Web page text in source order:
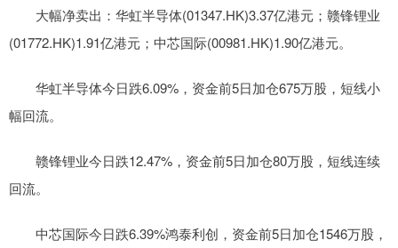
大幅净卖出：华虹半导体(01347.HK)3.37亿港元；赣锋锂业
(01772.HK)1.91亿港元；中芯国际(00981.HK)1.90亿港元。
华虹半导体今日跌6.09%，资金前5日加仓675万股，短线小
幅回流。
赣锋锂业今日跌12.47%，资金前5日加仓80万股，短线连续
回流。
中芯国际今日跌6.39%鸿泰利创，资金前5日加仓1546万股，